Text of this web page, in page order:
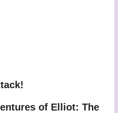
of Elliot: The